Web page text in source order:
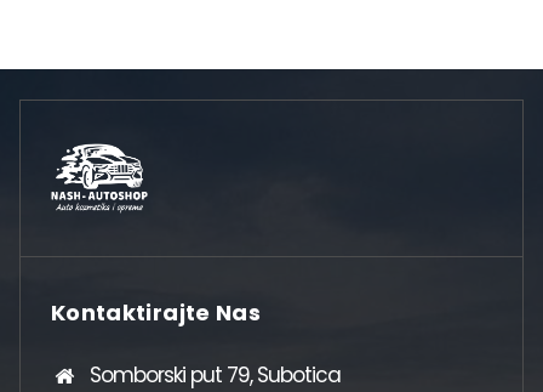
Kontaktirajte Nas
Somborski put 79, Subotica